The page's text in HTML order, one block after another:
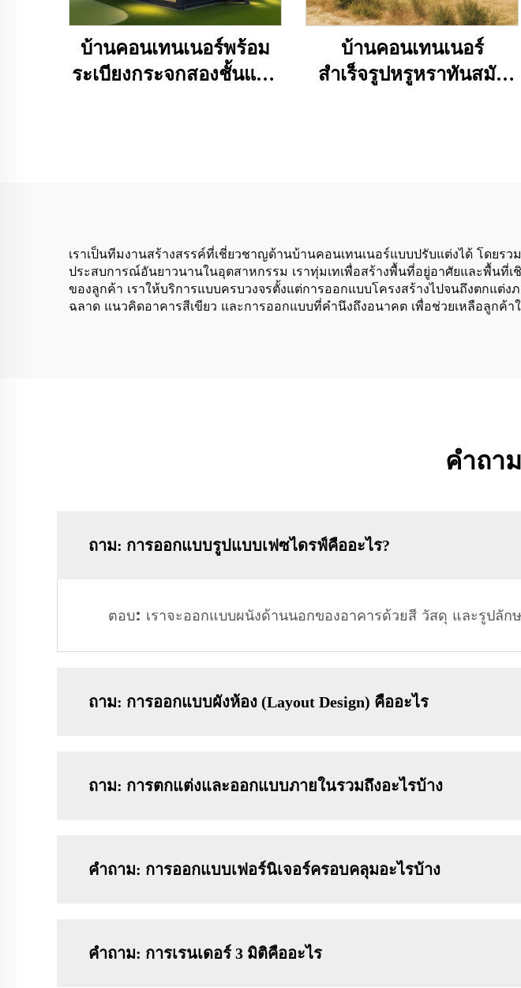
บ้านคอนเทนเนอร์พร้อม
ระเบียงกระจกสองชั้นแบบ
บ้านคอนเทนเนอร์
สำเร็จรูปหรูหราทันสมัย
เราเป็นทีมงานสร้างสรรค์ที่เชี่ยวชาญด้านบ้านคอนเทนเนอร์แบบปรับแต่งได้ โดย
ประสบการณ์อันยาวนานในอุตสาหกรรม เราทุ่มเทเพื่อสร้างพื้นที่อยู่อาศัยและพื้น
ของลูกค้า เราให้บริการแบบครบวงจรตั้งแต่การออกแบบโครงสร้างไปจนถึงตกแ
ฉลาด แนวคิดอาคารสีเขียว และการออกแบบที่คำนึงถึงอนาคต เพื่อช่วยเหลือลูก
คำถา
ถาม: การออกแบบรูปแบบเฟซไดรฟ์คืออะไร?
ตอบ: เราจะออกแบบผนังด้านนอกของอาคารด้วยสี วัสดุ และรูปลั
ถาม: การออกแบบผังห้อง (Layout Design) คืออะไร
ถาม: การตกแต่งและออกแบบภายในรวมถึงอะไรบ้าง
คำถาม: การออกแบบเฟอร์นิเจอร์ครอบคลุมอะไรบ้าง
คำถาม: การเรนเดอร์ 3 มิติคืออะไร